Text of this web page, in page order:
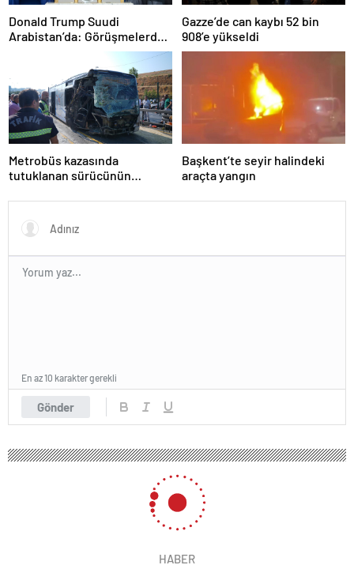
Donald Trump Suudi
Arabistan’da: Görüşmelerde
Gazze’de can kaybı 52 bin
908’e yükseldi
Metrobüs kazasında
tutuklanan sürücünün
Başkent’te seyir halindeki
araçta yangın
Gönder
En az 10 karakter gerekli
HABER